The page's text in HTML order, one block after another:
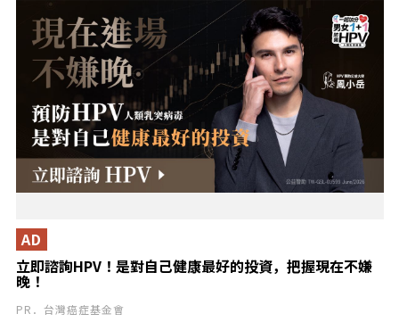
立即諮詢HPV！是對自己健康最好的投資，把握現在不嫌
晚！
AD
PR．台灣癌症基金會